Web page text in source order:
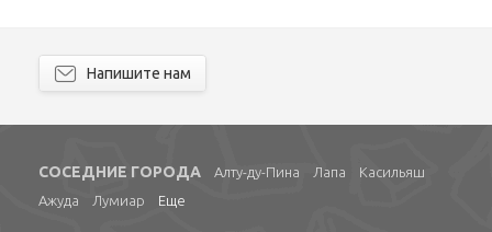
Напишите нам
СОСЕДНИЕ ГОРОДА Алту-ду-Пина Лапа
Касильяш
Ажуда
Лумиар Еще